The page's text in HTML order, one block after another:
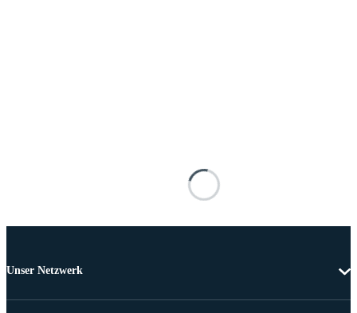
Unser Netzwerk